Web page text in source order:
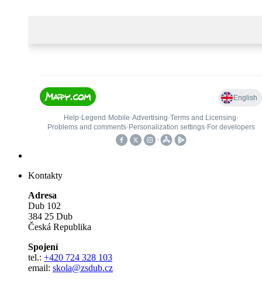
Kontakty
Adresa
Dub 102
384 25 Dub
Česká Republika
Spojení
tel.: +420 724 328 103
email: skola@zsdub.cz